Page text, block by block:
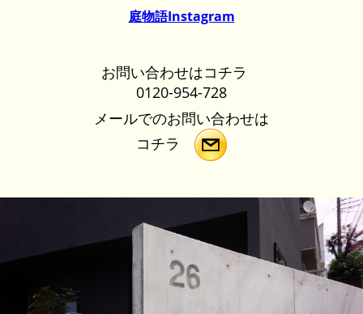
庭物語Instagram
お問い合わせはコチラ
0120-954-728
メールでのお問い合わせは
コチラ